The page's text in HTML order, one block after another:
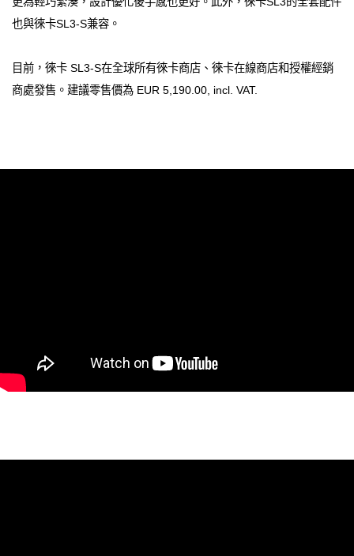
也與徠卡SL3-S兼容。
目前，徠卡 SL3-S在全球所有徠卡商店、徠卡在線商店和授權經銷
商處發售。建議零售價為 EUR 5,190.00, incl. VAT.